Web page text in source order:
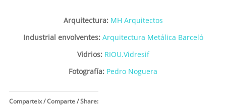
Arquitectura: MH Arquitectos
Industrial envolventes: Arquitectura Metálica Barceló
Vidrios: RIOU.Vidresif
Fotografía: Pedro Noguera
Comparteix / Comparte / Share: